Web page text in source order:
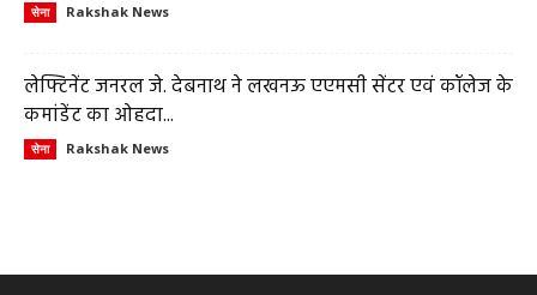
सेना Rakshak News
लेफ्टिनेंट जनरल जे. देबनाथ ने लखनऊ एएमसी सेंटर एवं कॉलेज के
कमांडेंट का ओहदा...
सेना Rakshak News